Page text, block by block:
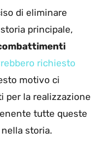
di eliminare
principale,
richiesto
motivo ci
per la realizzazione
tutte queste
storia.